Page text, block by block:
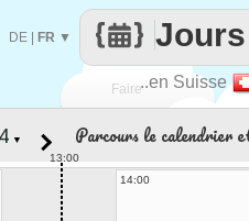
Faire..en Suisse
DE FR ▼
▼ Parcours le calendrier
13:00
14:00